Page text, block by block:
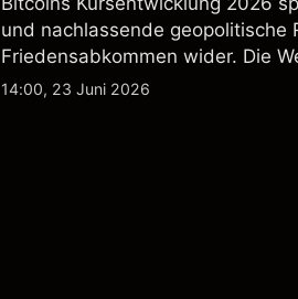
und nachlassende geopolitische
Friedensabkommen wider. Die
kein zuverlässiger Indikator für
14:00, 23 Juni 2026